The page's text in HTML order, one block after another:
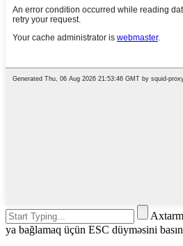
ya bağlamaq üçün ESC düyməsini basın